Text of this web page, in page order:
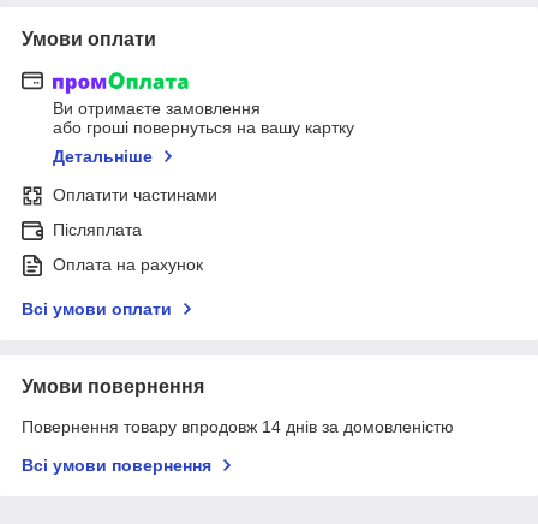
Умови оплати
Ви отримаєте замовлення
або гроші повернуться на вашу картку
Детальніше
Оплатити частинами
Післяплата
Оплата на рахунок
Всі умови оплати
Умови повернення
Повернення товару впродовж 14 днів за домовленістю
Всі умови повернення